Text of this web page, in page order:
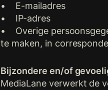
• E-mailadres
• IP-adres
• Overige
te maken, in
Bijzondere en/of
MediaLane verwerkt de